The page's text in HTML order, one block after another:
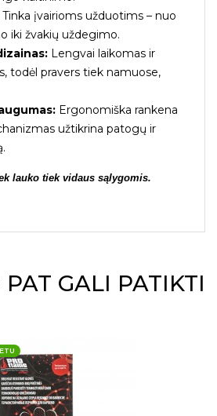
Tinka įvairioms užduotims – nuo
iki žvakių uždegimo.
Lengvai laikomas ir
todėl pravers tiek namuose,
Ergonomiška rankena
užtikrina patogų ir
lauko tiek vidaus sąlygomis.
GALI PATIKTI